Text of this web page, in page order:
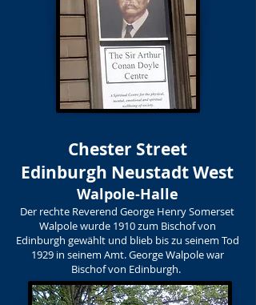
Chester Street
Edinburgh Neustadt West
Walpole-Halle
Der rechte Reverend George Henry Somerset
Walpole wurde 1910 zum Bischof von
Edinburgh gewählt und blieb bis zu seinem Tod
1929 in seinem Amt. George Walpole war
Bischof von Edinburgh.